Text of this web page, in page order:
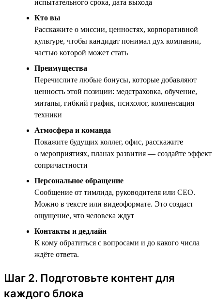
испытательного срока, дата выхода
Кто вы
Расскажите о миссии, ценностях, корпоративной
культуре, чтобы кандидат понимал дух компании,
частью которой может стать
Преимущества
Перечислите любые бонусы, которые добавляют
ценность этой позиции: медстраховка, обучение,
митапы, гибкий график, психолог, компенсация
техники
Атмосфера и команда
Покажите будущих коллег, офис, расскажите
о мероприятиях, планах развития — создайте эффект
сопричастности
Персональное обращение
Сообщение от тимлида, руководителя или CEO.
Можно в тексте или видеоформате. Это создаст
ощущение, что человека ждут
Контакты и дедлайн
К кому обратиться с вопросами и до какого числа
ждёте ответа.
Шаг 2. Подготовьте контент для
каждого блока